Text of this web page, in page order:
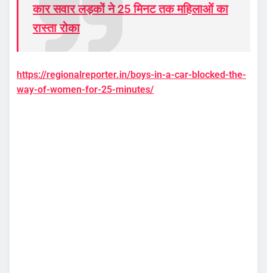
कार सवार लड़कों ने 25 मिनट तक महिलाओं का
रास्ता रोका
https://regionalreporter.in/boys-in-a-car-blocked-the-
way-of-women-for-25-minutes/